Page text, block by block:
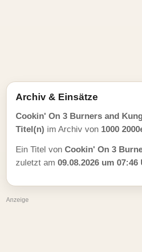
Archiv & Einsätze
Cookin' On 3 Burners and
Titel(n) im Archiv von 1000
Ein Titel von Cookin' On 3
zuletzt am 09.08.2026 um 07:46
Anzeige